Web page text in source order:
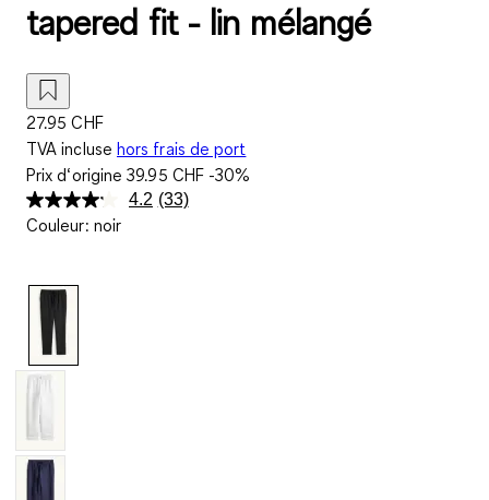
tapered fit - lin mélangé
27.95 CHF
TVA incluse hors frais de port
Prix d‘origine39.95 CHF-30%
4.2 Lire
(33)
Couleur: noir